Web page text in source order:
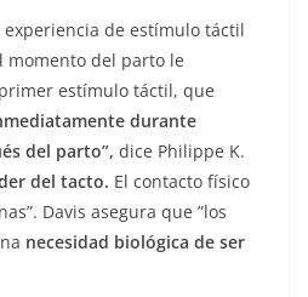
de estímulo táctil
momento del parto le
estímulo táctil, que
durante
del parto”, dice Philippe K.
del tacto. El contacto físico
Davis asegura que ”los
necesidad biológica de ser